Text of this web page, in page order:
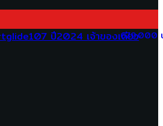
679,000
ปี2024 เจ้าของเดียว